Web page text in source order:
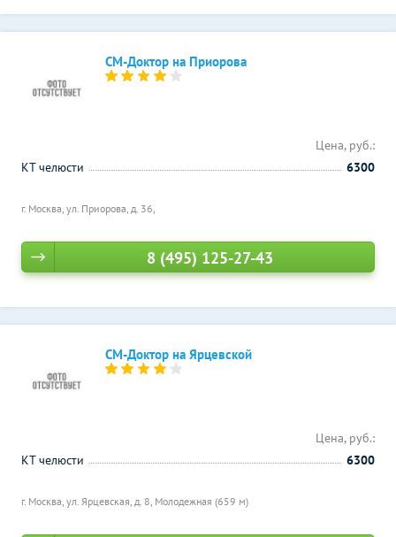
СМ-Доктор на Приорова
г. Москва, ул. Приорова, д. 36,
Цена, руб.:
КТ челюсти
6300
8 (495) 125-27-43
СМ-Доктор на Ярцевской
г. Москва, ул. Ярцевская, д. 8, Молодежная (659 м)
Цена, руб.:
КТ челюсти
6300